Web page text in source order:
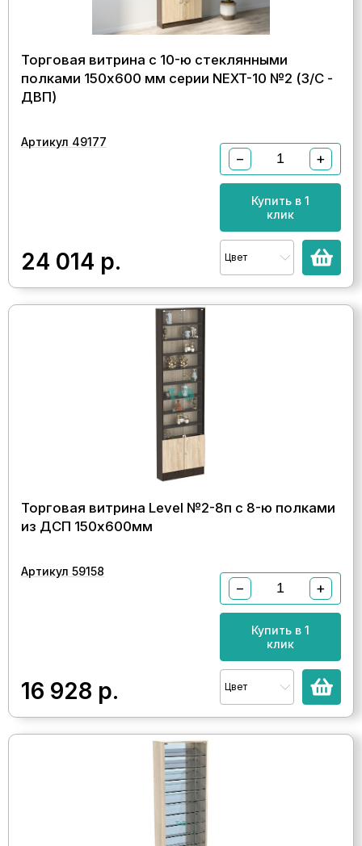
Торговая витрина с 10-ю стеклянными
полками 150x600 мм серии NEXT-10 №2 (З/C -
ДВП)
Артикул 49177
24 014 р.
− +
Купить в 1
клик
Цвет
Торговая витрина Level №2-8п с 8-ю полками
из ДСП 150х600мм
Артикул 59158
16 928 р.
− +
Купить в 1
клик
Цвет